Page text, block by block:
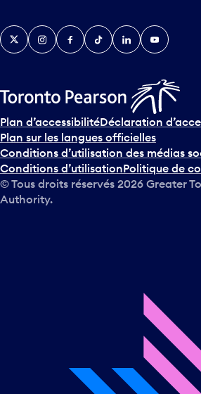
TwitterInstagramFacebook
TikTokLinkedInYouTube
Plan d’accessibilitéDéclaration
Plan sur les langues officielles
Conditions d’utilisation des médias
Conditions d’utilisationPolitique de
© Tous droits réservés 2026 Greater
Authority.